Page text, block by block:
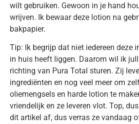
wilt gebruiken. Gewoon in je hand
wrijven. Ik bewaar deze lotion na
bakpapier.
Tip: Ik begrijp dat niet iedereen deze
in huis heeft liggen. Daarom wil ik
richting van Pura Total sturen. Zij
ingrediënten en nog veel meer om
oliemengsels en harde lotion te
vriendelijk en ze leveren vlot. Top,
dit artikel af, dus verras ze vandaag